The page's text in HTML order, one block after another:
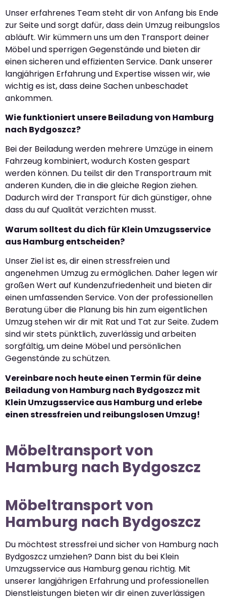
Unser erfahrenes Team steht dir von Anfang bis Ende
zur Seite und sorgt dafür, dass dein Umzug reibungslos
abläuft. Wir kümmern uns um den Transport deiner
Möbel und sperrigen Gegenstände und bieten dir
einen sicheren und effizienten Service. Dank unserer
langjährigen Erfahrung und Expertise wissen wir, wie
wichtig es ist, dass deine Sachen unbeschadet
ankommen.
Wie funktioniert unsere Beiladung von Hamburg
nach Bydgoszcz?
Bei der Beiladung werden mehrere Umzüge in einem
Fahrzeug kombiniert, wodurch Kosten gespart
werden können. Du teilst dir den Transportraum mit
anderen Kunden, die in die gleiche Region ziehen.
Dadurch wird der Transport für dich günstiger, ohne
dass du auf Qualität verzichten musst.
Warum solltest du dich für Klein Umzugsservice
aus Hamburg entscheiden?
Unser Ziel ist es, dir einen stressfreien und
angenehmen Umzug zu ermöglichen. Daher legen wir
großen Wert auf Kundenzufriedenheit und bieten dir
einen umfassenden Service. Von der professionellen
Beratung über die Planung bis hin zum eigentlichen
Umzug stehen wir dir mit Rat und Tat zur Seite. Zudem
sind wir stets pünktlich, zuverlässig und arbeiten
sorgfältig, um deine Möbel und persönlichen
Gegenstände zu schützen.
Vereinbare noch heute einen Termin für deine
Beiladung von Hamburg nach Bydgoszcz mit
Klein Umzugsservice aus Hamburg und erlebe
einen stressfreien und reibungslosen Umzug!
Möbeltransport von
Hamburg nach Bydgoszcz
Möbeltransport von
Hamburg nach Bydgoszcz
Du möchtest stressfrei und sicher von Hamburg nach
Bydgoszcz umziehen? Dann bist du bei Klein
Umzugsservice aus Hamburg genau richtig. Mit
unserer langjährigen Erfahrung und professionellen
Dienstleistungen bieten wir dir einen zuverlässigen